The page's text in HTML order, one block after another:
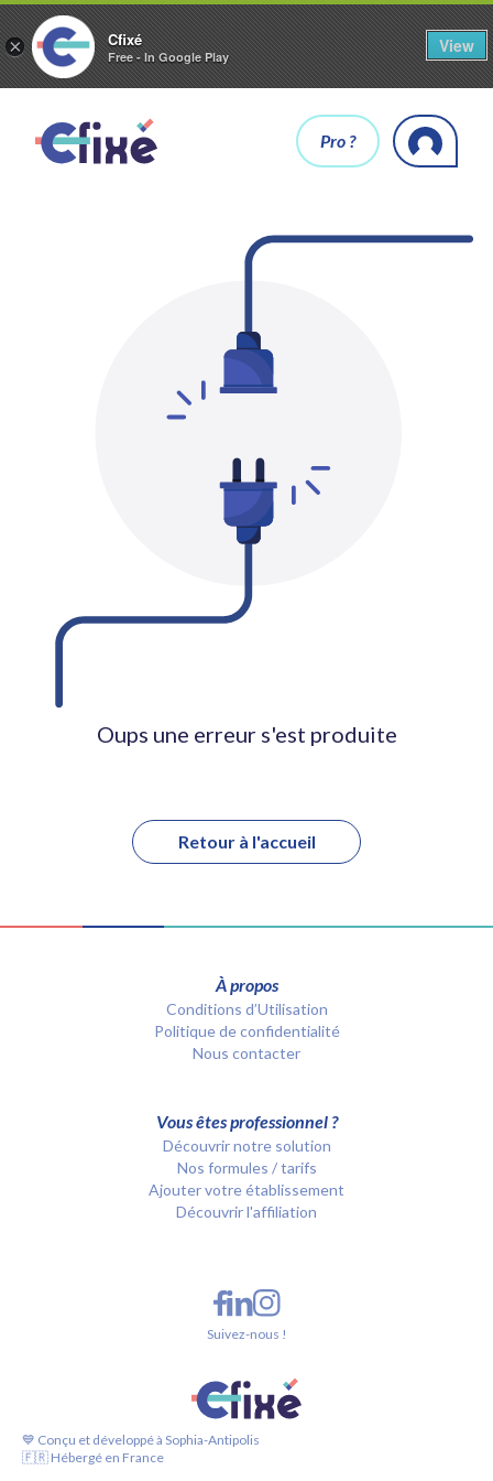
× Cfixé
Free - In Google Play
View
Pro ?
Oups une erreur s'est produite
Retour à l'accueil
À propos
Conditions d’Utilisation
Politique de confidentialité
Nous contacter
Vous êtes professionnel ?
Découvrir notre solution
Nos formules / tarifs
Ajouter votre établissement
Découvrir l'affiliation
💙 Conçu et développé à Sophia-Antipolis
🇫🇷 Hébergé en France
Suivez-nous !